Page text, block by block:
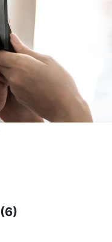
(6)